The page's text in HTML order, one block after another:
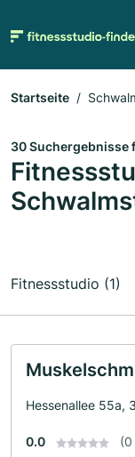
Startseite
30 Suchergebnisse
Fitnessstudio (1)
Hessenallee 55a,
0.0 (0